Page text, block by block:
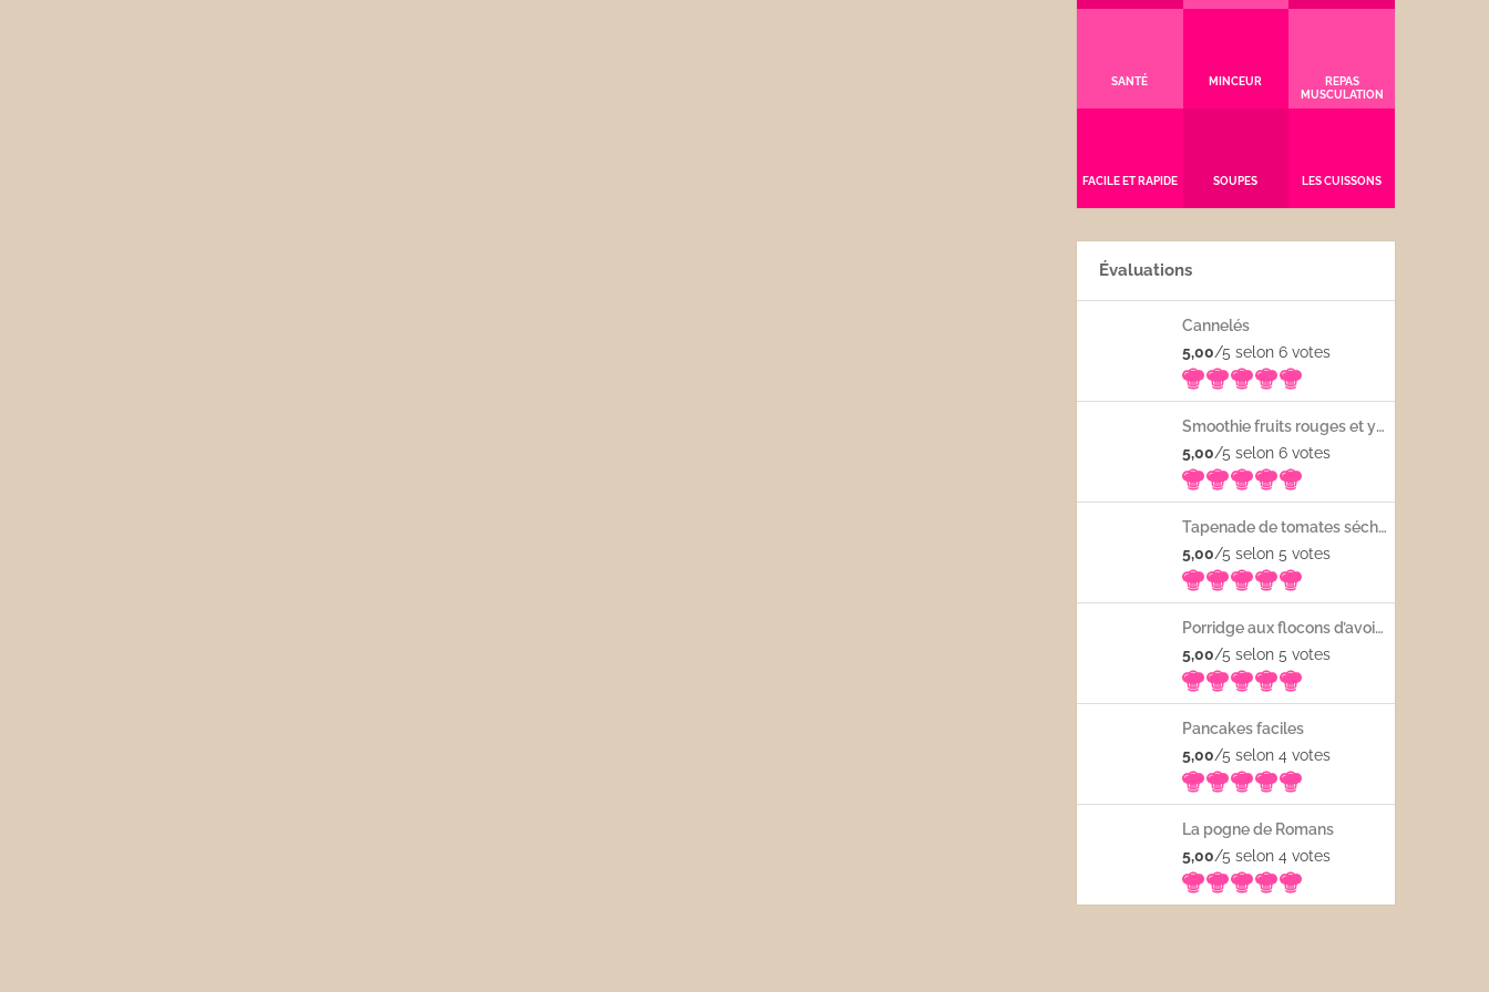
SANTÉ MINCEUR
REPAS
MUSCULATION
FACILE ET RAPIDE SOUPES LES CUISSONS
Évaluations
Cannelés
5,00/5 selon 6 votes
Smoothie fruits rouges et yaourt
5,00/5 selon 6 votes
Tapenade de tomates séchées
5,00/5 selon 5 votes
Porridge aux flocons d’avoine avec les fruits frais
5,00/5 selon 5 votes
Pancakes faciles
5,00/5 selon 4 votes
La pogne de Romans
5,00/5 selon 4 votes